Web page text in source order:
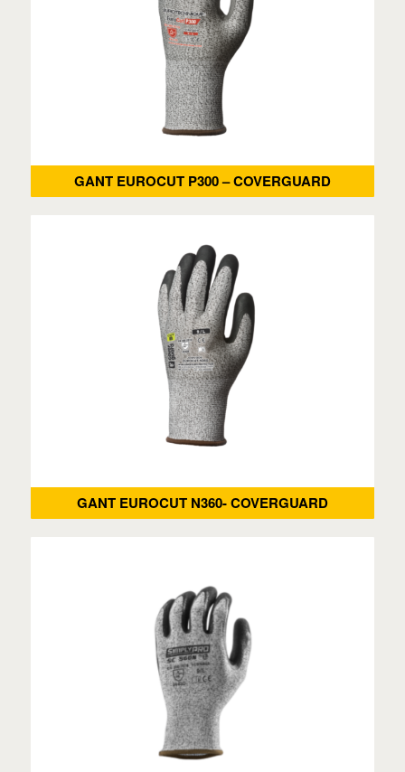
GANT EUROCUT P300 – COVERGUARD
GANT EUROCUT N360- COVERGUARD